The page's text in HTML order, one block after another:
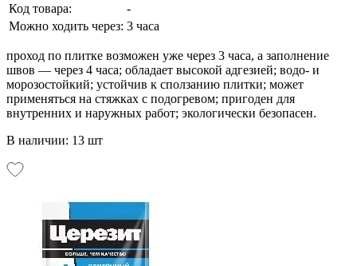
Код товара:
-
Можно ходить через: 3 часа
проход по плитке возможен уже через 3 часа, а заполнение
швов — через 4 часа; обладает высокой адгезией; водо- и
морозостойкий; устойчив к сползанию плитки; может
применяться на стяжках с подогревом; пригоден для
внутренних и наружных работ; экологически безопасен.
В наличии: 13 шт